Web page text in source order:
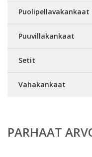
Puolipellavakankaat
Puuvillakankaat
Setit
Vahakankaat
PARHAAT